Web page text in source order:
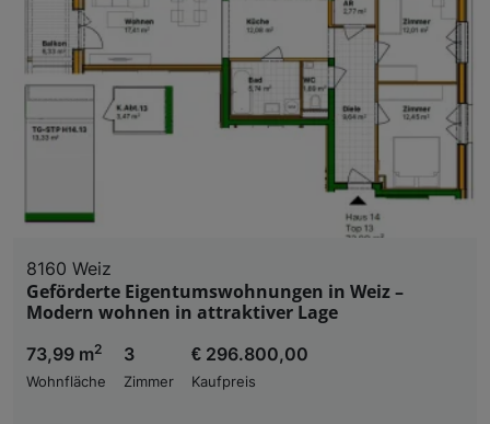
8160 Weiz
Geförderte Eigentumswohnungen in Weiz –
Modern wohnen in attraktiver Lage
73,99 m2
Wohnfläche
3
Zimmer
€ 296.800,00
Kaufpreis